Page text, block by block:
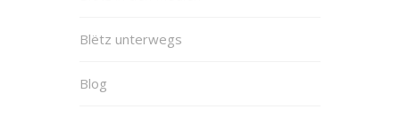
Blëtz unterwegs
Blog